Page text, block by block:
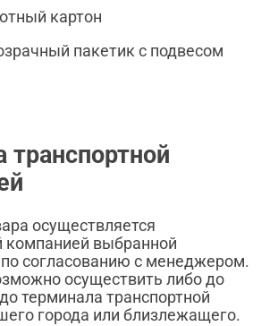
картон
пакетик с подвесом
транспортной
осуществляется
компанией выбранной
согласованию с менеджером.
осуществить либо до
терминала транспортной
города или близлежащего.